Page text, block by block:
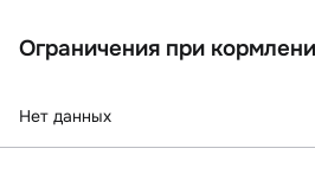
Ограничения при
Нет данных